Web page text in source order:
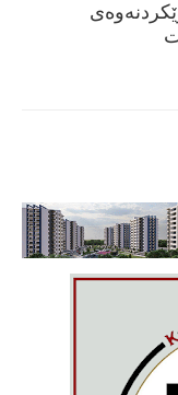
بۆ نوێکردنەوەی